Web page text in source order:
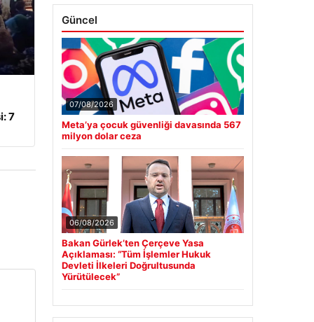
7
Güncel
07/08/2026
Meta’ya çocuk güvenliği davasında 567
milyon dolar ceza
06/08/2026
Bakan Gürlek’ten Çerçeve Yasa
Açıklaması: “Tüm İşlemler Hukuk
Devleti İlkeleri Doğrultusunda
Yürütülecek”